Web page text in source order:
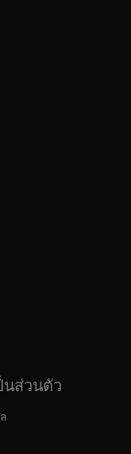
นส่วนตัว